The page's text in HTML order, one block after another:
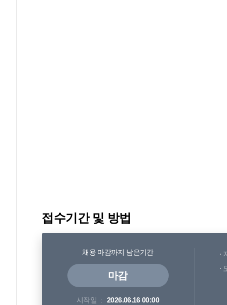
접수기간 및 방법
채용 마감까지 남은기간
마감
시작일
2026.06.16 00:00